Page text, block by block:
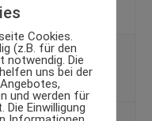
Cookies.
(z.B. für den
notwendig. Die
uns bei der
und werden für
Einwilligung